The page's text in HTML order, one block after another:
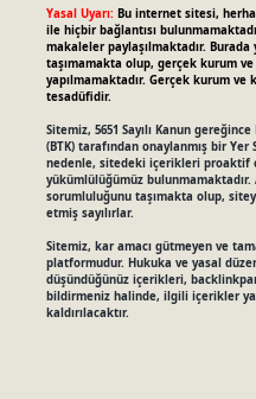
Yasal Uyarı: Bu internet sitesi,
ile hiçbir bağlantısı
makaleler paylaşılmaktadır.
taşımamakta olup, gerçek kurum
yapılmamaktadır. Gerçek kurum
tesadüfidir.
Sitemiz, 5651 Sayılı Kanun
(BTK) tarafından onaylanmış bir
nedenle, sitedeki içerikleri proaktif
yükümlülüğümüz
sorumluluğunu taşımakta olup,
etmiş sayılırlar.
Sitemiz, kar amacı gütmeyen ve
platformudur. Hukuka ve yasal
düşündüğünüz içerikleri,
bildirmeniz halinde, ilgili içerikler
kaldırılacaktır.